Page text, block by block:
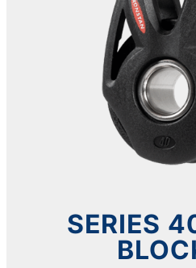
SERIES